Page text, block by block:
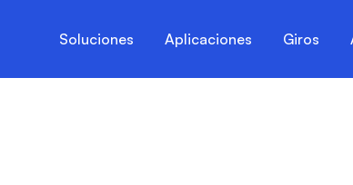
Soluciones Aplicaciones Giros